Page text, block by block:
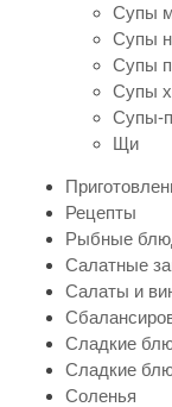
Супы
Супы
Супы
Супы
Супы-
Щи
Рецепты
Рыбные
Салатные
Салаты и
Сладкие
Сладкие
Соленья